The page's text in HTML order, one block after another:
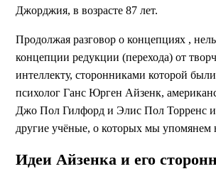
Джорджия, в возрасте 87 лет.
Продолжая разговор о концепциях ,
концепции редукции (перехода) от
интеллекту, сторонниками которой
психолог Ганс Юрген Айзенк,
Джо Пол Гилфорд и Элис Пол Торренс и
другие учёные, о которых мы упомянем
Идеи Айзенка и его